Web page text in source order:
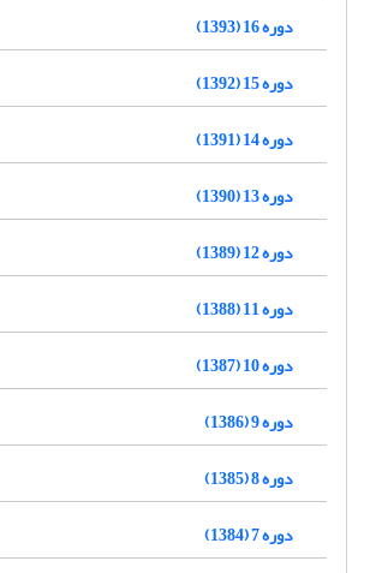
دوره 16 (1393)
دوره 15 (1392)
دوره 14 (1391)
دوره 13 (1390)
دوره 12 (1389)
دوره 11 (1388)
دوره 10 (1387)
دوره 9 (1386)
دوره 8 (1385)
دوره 7 (1384)